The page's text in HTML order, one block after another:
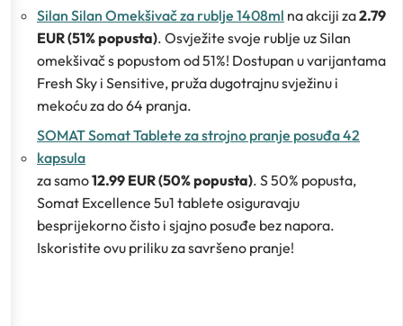
Silan Silan Omekšivač za rublje 1408ml na akciji za2.79
EUR (51% popusta). Osvježite svoje rublje uz Silan
omekšivač s popustom od 51%! Dostupan u varijantama
Fresh Sky i Sensitive, pruža dugotrajnu svježinu i
mekoću za do 64 pranja.
SOMAT Somat Tablete za strojno pranje posuđa 42
kapsula
za samo12.99 EUR (50% popusta). S 50% popusta,
Somat Excellence 5u1 tablete osiguravaju
besprijekorno čisto i sjajno posuđe bez napora.
Iskoristite ovu priliku za savršeno pranje!